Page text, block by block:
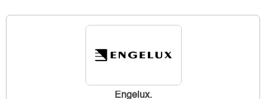
Engelux.